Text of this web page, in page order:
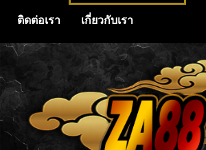
ติดต่อเรา เกี่ยวกับเรา